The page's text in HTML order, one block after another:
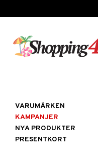
VARUMÄRKEN
KAMPANJER
NYA PRODUKTER
PRESENTKORT